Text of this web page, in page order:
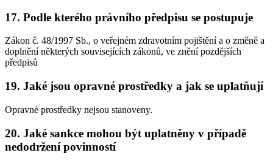
17. Podle kterého právního předpisu se postupuje
Zákon č. 48/1997 Sb., o veřejném zdravotním pojištění a o změně a
doplnění některých souvisejících zákonů, ve znění pozdějších
předpisů
19. Jaké jsou opravné prostředky a jak se uplatňují
Opravné prostředky nejsou stanoveny.
20. Jaké sankce mohou být uplatněny v případě
nedodržení povinností